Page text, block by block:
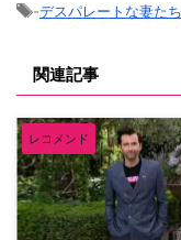
-デスパレートな妻たち
関連記事
レコメンド